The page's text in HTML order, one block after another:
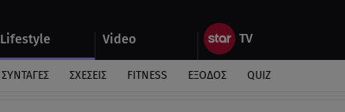
Lifestyle Video
ΣΥΝΤΑΓΕΣ ΣΧΕΣΕΙΣ FITNESS ΕΞΟΔΟΣ QUIZ